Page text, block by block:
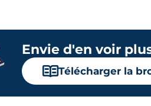
Envie d'en voir
📖Télécharger la